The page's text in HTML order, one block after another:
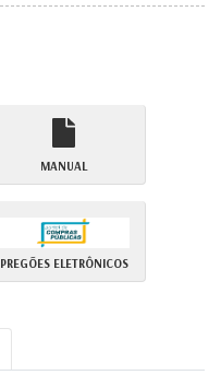
MANUAL
PREGÕES ELETRÔNICOS